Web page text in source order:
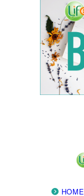
HOME